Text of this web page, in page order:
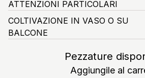
ATTENZIONI PARTICOLARI
COLTIVAZIONE IN VASO O SU
BALCONE
Pezzature
Aggiungile al